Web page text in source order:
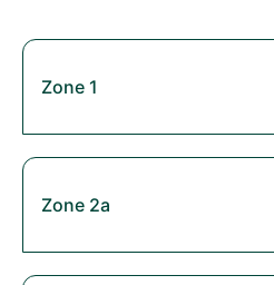
Zone 1
Zone 2a